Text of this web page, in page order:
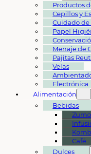
Productos
Cepillos y
Cuidado de
Papel
Menaje de
Pajitas
Velas
Electrónica
Alimentación
Bebidas
Café
Dulces